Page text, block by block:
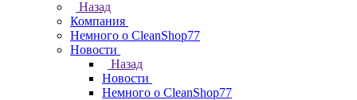
Назад
Компания
Немного о CleanShop77
Новости
Назад
Новости
Немного о CleanShop77